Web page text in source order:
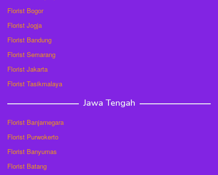
Florist Bogor
Florist Jogja
Florist Bandung
Florist Semarang
Florist Jakarta
Florist Tasikmalaya
Jawa Tengah
Florist Banjarnegara
Florist Purwokerto
Florist Banyumas
Florist Batang